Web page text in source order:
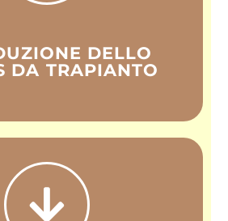
DELLO
DA TRAPIANTO
un preventivo
la quantità di substrato